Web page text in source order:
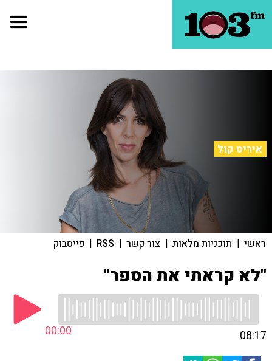
איריס קול
ראשי | תוכניות מלאות | צור קשר |
RSS
| פייסבוק
"לא קראתי את הספר"
00:00 08:17